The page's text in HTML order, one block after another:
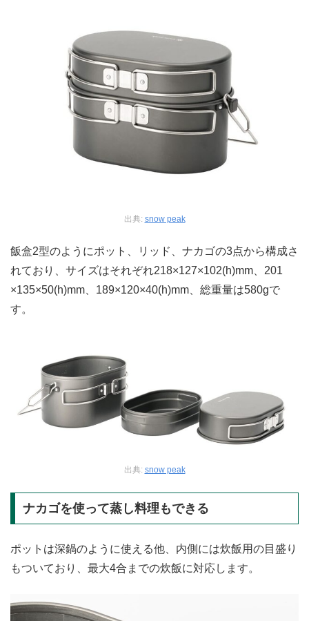
出典: snow peak
飯盒2型のようにポット、リッド、ナカゴの3点から構成さ
れており、サイズはそれぞれ218×127×102(h)mm、201​
×135×50(h)mm、189×120×40(h)mm​、総重量は580gで
す。
出典: snow peak
ナカゴを使って蒸し料理もできる
ポットは深鍋のように使える他、内側には炊飯用の目盛り
もついており、最大4合までの炊飯に対応します。